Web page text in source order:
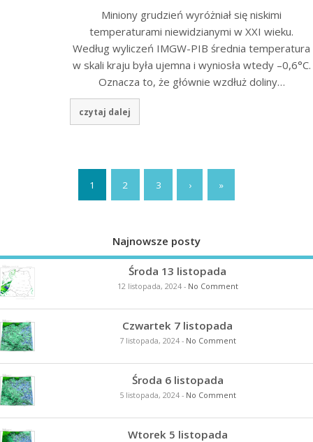
Miniony grudzień wyróżniał się niskimi
temperaturami niewidzianymi w XXI wieku.
Według wyliczeń IMGW-PIB średnia temperatura
w skali kraju była ujemna i wyniosła wtedy –0,6°C.
Oznacza to, że głównie wzdłuż doliny…
czytaj dalej
1 2 3 › »
Najnowsze posty
Środa 13 listopada
12 listopada, 2024- No Comment
Czwartek 7 listopada
7 listopada, 2024- No Comment
Środa 6 listopada
5 listopada, 2024- No Comment
Wtorek 5 listopada